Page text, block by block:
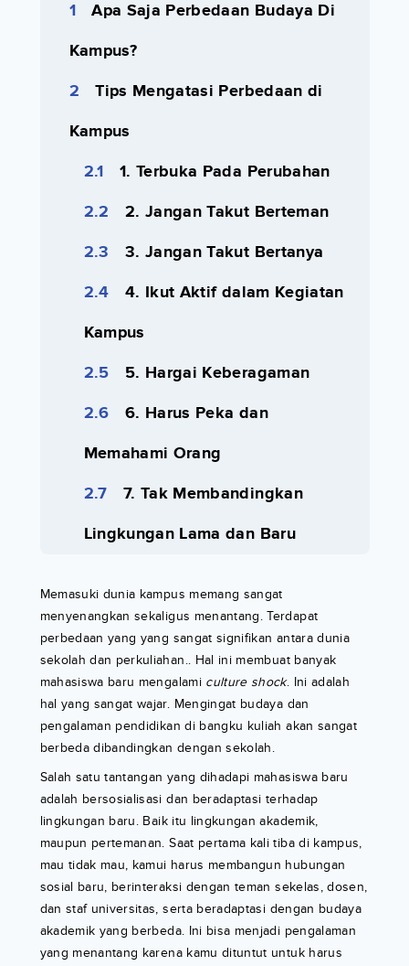
Apa Saja Perbedaan Budaya Di
Kampus?
Tips Mengatasi Perbedaan di
Kampus
1. Terbuka Pada Perubahan
2. Jangan Takut Berteman
3. Jangan Takut Bertanya
4. Ikut Aktif dalam Kegiatan
Kampus
5. Hargai Keberagaman
6. Harus Peka dan
Memahami Orang
7. Tak Membandingkan
Lingkungan Lama dan Baru
Memasuki dunia kampus memang sangat
menyenangkan sekaligus menantang. Terdapat
perbedaan yang yang sangat signifikan antara dunia
sekolah dan perkuliahan.. Hal ini membuat banyak
mahasiswa baru mengalami culture shock. Ini adalah
hal yang sangat wajar. Mengingat budaya dan
pengalaman pendidikan di bangku kuliah akan sangat
berbeda dibandingkan dengan sekolah.
Salah satu tantangan yang dihadapi mahasiswa baru
adalah bersosialisasi dan beradaptasi terhadap
lingkungan baru. Baik itu lingkungan akademik,
maupun pertemanan. Saat pertama kali tiba di kampus,
mau tidak mau, kamui harus membangun hubungan
sosial baru, berinteraksi dengan teman sekelas, dosen,
dan staf universitas, serta beradaptasi dengan budaya
akademik yang berbeda. Ini bisa menjadi pengalaman
yang menantang karena kamu dituntut untuk harus